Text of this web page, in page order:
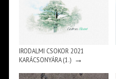
IRODALMI CSOKOR 2021
KARÁCSONYÁRA (1.) →